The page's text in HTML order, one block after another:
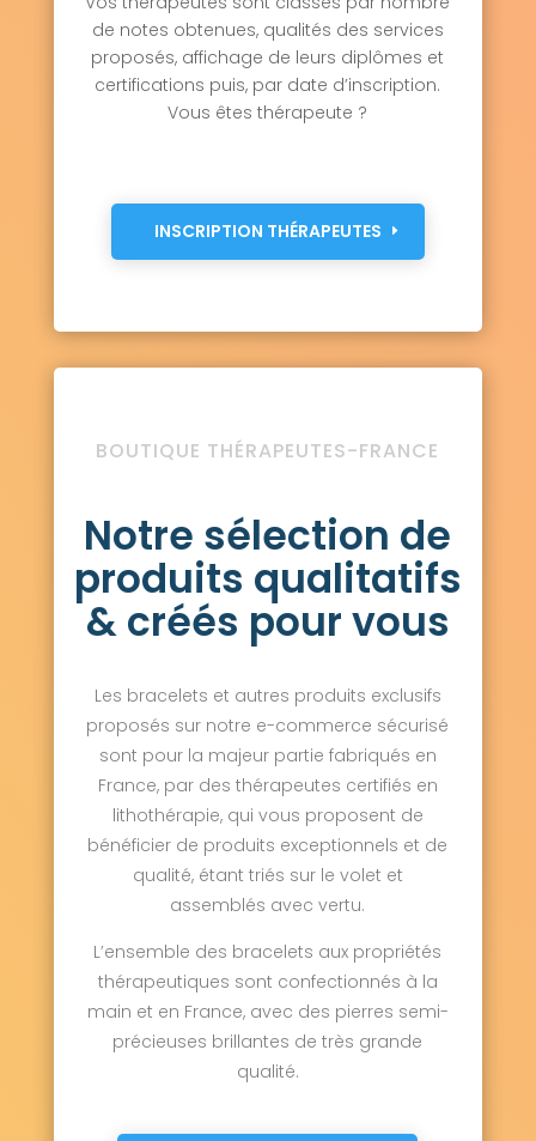
de notes obtenues, qualités des services
proposés, affichage de leurs diplômes et
certifications puis, par date d’inscription.
Vous êtes thérapeute ?
INSCRIPTION THÉRAPEUTES
BOUTIQUE THÉRAPEUTES-FRANCE
Notre sélection de
produits qualitatifs
& créés pour vous
Les bracelets et autres produits exclusifs
proposés sur notre e-commerce sécurisé
sont pour la majeur partie fabriqués en
France, par des thérapeutes certifiés en
lithothérapie, qui vous proposent de
bénéficier de produits exceptionnels et de
qualité, étant triés sur le volet et
assemblés avec vertu.
L’ensemble des bracelets aux propriétés
thérapeutiques sont confectionnés à la
main et en France, avec des pierres semi-
précieuses brillantes de très grande
qualité.